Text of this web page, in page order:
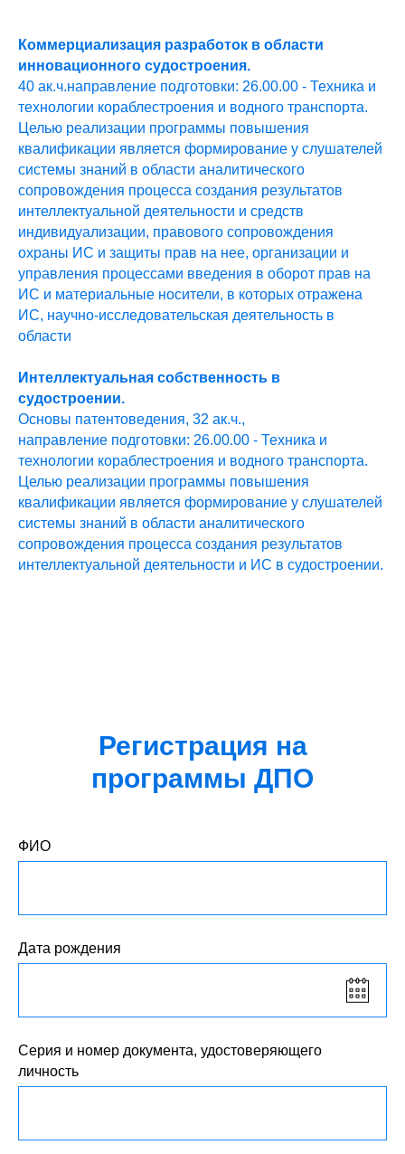
Коммерциализация разработок в области
инновационного судостроения.
40 ак.ч.направление подготовки: 26.00.00 - Техника и
технологии кораблестроения и водного транспорта.
Целью реализации программы повышения
квалификации является формирование у слушателей
системы знаний в области аналитического
сопровождения процесса создания результатов
интеллектуальной деятельности и средств
индивидуализации, правового сопровождения
охраны ИС и защиты прав на нее, организации и
управления процессами введения в оборот прав на
ИС и материальные носители, в которых отражена
ИС, научно-исследовательская деятельность в
области
Интеллектуальная собственность в
судостроении.
Основы патентоведения, 32 ак.ч.,
направление подготовки: 26.00.00 - Техника и
технологии кораблестроения и водного транспорта.
Целью реализации программы повышения
квалификации является формирование у слушателей
системы знаний в области аналитического
сопровождения процесса создания результатов
интеллектуальной деятельности и ИС в судостроении.
Регистрация на
программы ДПО
ФИО
Дата рождения
Серия и номер документа, удостоверяющего
личность